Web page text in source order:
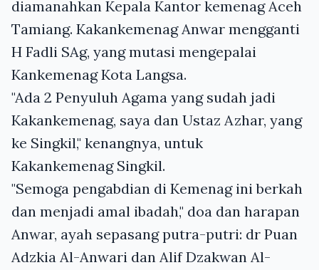
diamanahkan Kepala Kantor kemenag Aceh
Tamiang. Kakankemenag Anwar mengganti
H Fadli SAg, yang mutasi mengepalai
Kankemenag Kota Langsa.
"Ada 2 Penyuluh Agama yang sudah jadi
Kakankemenag, saya dan Ustaz Azhar, yang
ke Singkil," kenangnya, untuk
Kakankemenag Singkil.
"Semoga pengabdian di Kemenag ini berkah
dan menjadi amal ibadah," doa dan harapan
Anwar, ayah sepasang putra-putri: dr Puan
Adzkia Al-Anwari dan Alif Dzakwan Al-